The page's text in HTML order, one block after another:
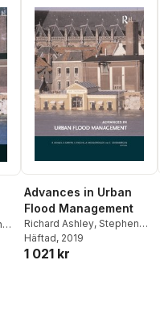
Advances in Urban
Flood Management
Richard Ashley, Stephen
Garvin, Erik Pasche
Andreas Vassilopoulos
Häftad, 2019
1 021 kr